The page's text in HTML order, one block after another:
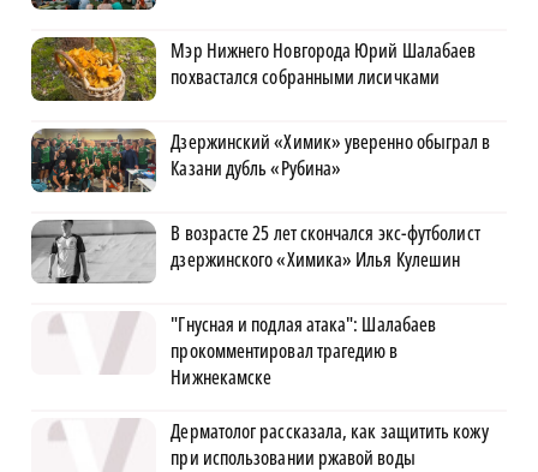
Мэр Нижнего Новгорода Юрий Шалабаев
похвастался собранными лисичками
Дзержинский «Химик» уверенно обыграл в
Казани дубль «Рубина»
В возрасте 25 лет скончался экс-футболист
дзержинского «Химика» Илья Кулешин
"Гнусная и подлая атака": Шалабаев
прокомментировал трагедию в
Нижнекамске
Дерматолог рассказала, как защитить кожу
при использовании ржавой воды